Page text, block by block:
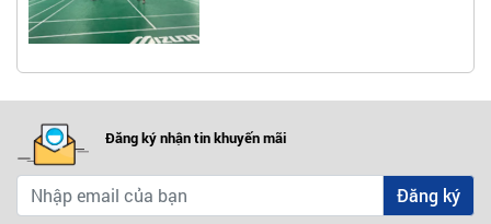
Đăng ký nhận tin khuyến mãi
Đăng ký